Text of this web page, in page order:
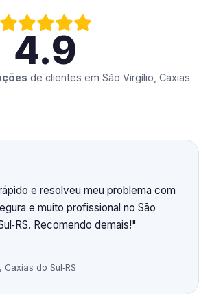
4.9
de clientes em São Virgílio, Caxias
e resolveu meu problema com
e muito profissional no São
Recomendo demais!
do Sul‑RS